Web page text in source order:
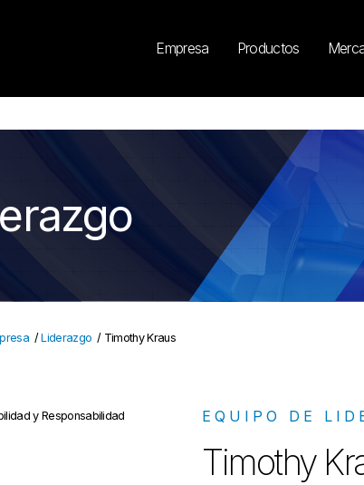
Empresa Productos
/Liderazgo / Timothy Kraus
y Responsabilidad
EQUIPO DE
Timothy